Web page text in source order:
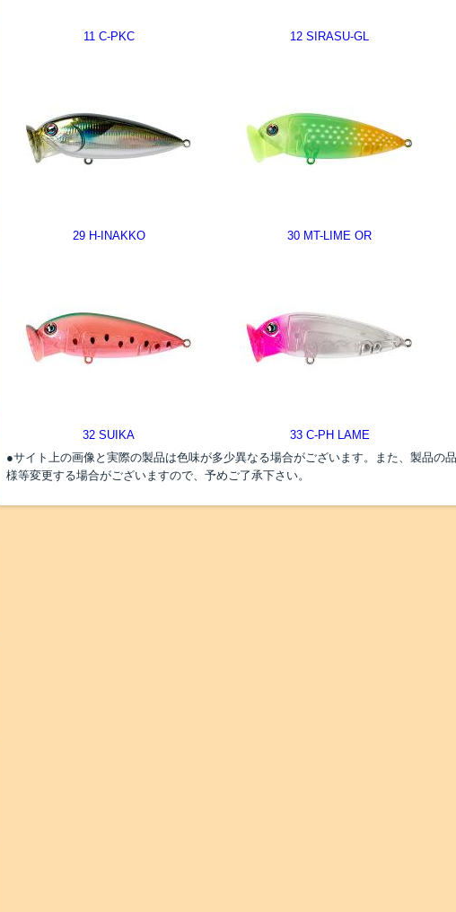
11 C-PKC 12 SIRASU-GL
29 H-INAKKO 30 MT-LIME OR
32 SUIKA 33 C-PH LAME
●サイト上の画像と実際の製品は色味が多少異なる場合がございます。また、製品の
様等変更する場合がございますので、予めご了承下さい。